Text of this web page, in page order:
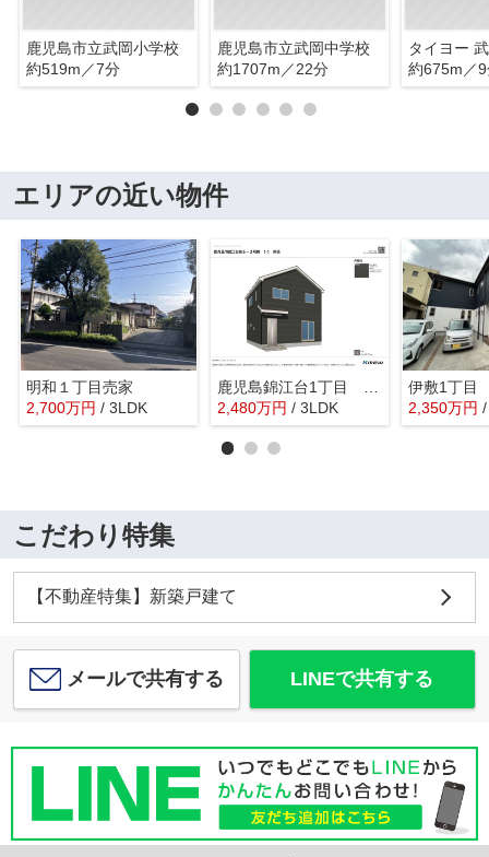
鹿児島市立武岡小学校
約519m／7分
鹿児島市立武岡中学校
約1707m／22分
タイヨー
約675m／
エリアの近い物件
明和１丁目売家
2,700万円 / 3LDK
鹿児島錦江台1丁目 第6 2号棟
2,480万円 / 3LDK
伊敷1丁目
2,350万円
こだわり特集
【不動産特集】新築戸建て
メールで共有する LINEで共有する